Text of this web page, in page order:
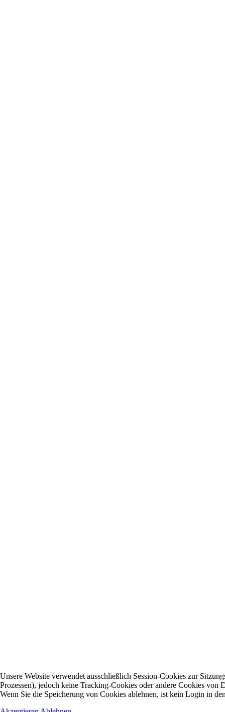
Unsere Website verwendet ausschließlich Session-Cookies zur
Prozessen), jedoch keine Tracking-Cookies oder andere Cookies von
Wenn Sie die Speicherung von Cookies ablehnen, ist kein Login in